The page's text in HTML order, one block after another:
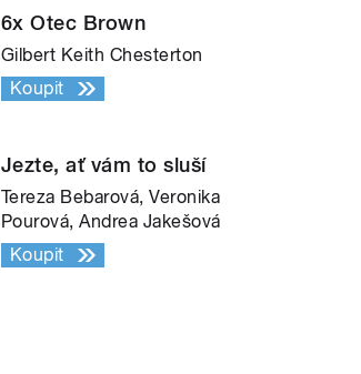
6x Otec Brown
Gilbert Keith Chesterton
Koupit
Jezte, ať vám to sluší
Tereza Bebarová, Veronika
Pourová, Andrea Jakešová
Koupit